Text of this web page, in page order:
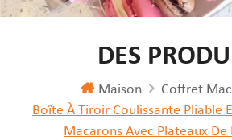
DES
Maison
Coffret
Boîte À Tiroir Coulissante Pliable
Macarons Avec Plateaux De